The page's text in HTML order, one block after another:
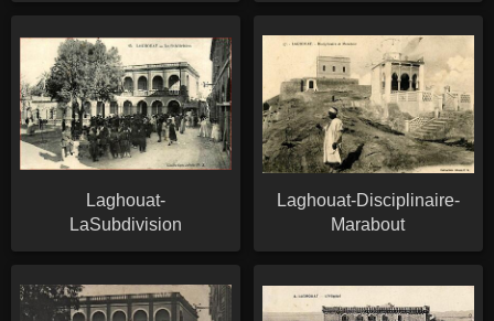
Laghouat-
LaSubdivision
Laghouat-Disciplinaire-
Marabout